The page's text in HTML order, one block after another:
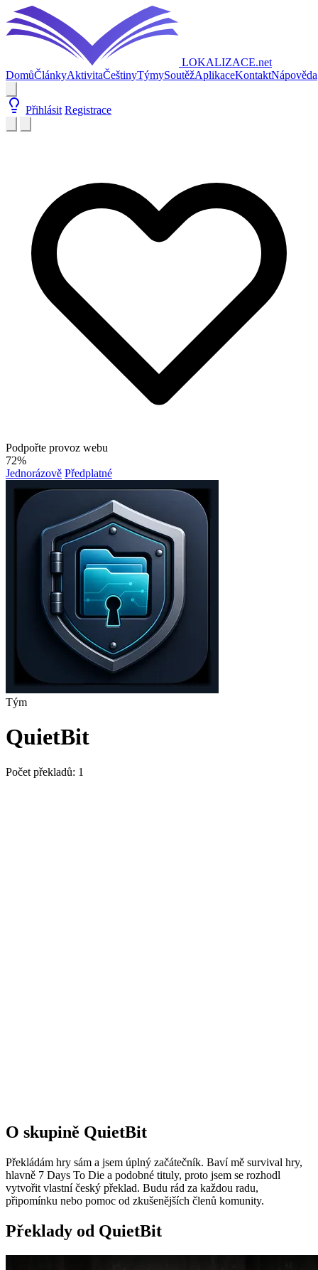
LOKALIZACE.net
DomůČlánkyAktivitaČeštinyTýmySoutěžAplikaceKontaktNápověda
Přihlásit Registrace
Podpořte provoz webu
72%
Jednorázově Předplatné
Tým
QuietBit
Počet překladů: 1
O skupině QuietBit
Překládám hry sám a jsem úplný začátečník. Baví mě survival hry,
hlavně 7 Days To Die a podobné tituly, proto jsem se rozhodl
vytvořit vlastní český překlad. Budu rád za každou radu,
připomínku nebo pomoc od zkušenějších členů komunity.
Překlady od QuietBit